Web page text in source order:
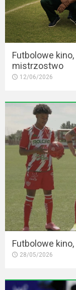
Futbolowe
mistrzostwo
12/06/2026
Futbolowe
28/05/2026